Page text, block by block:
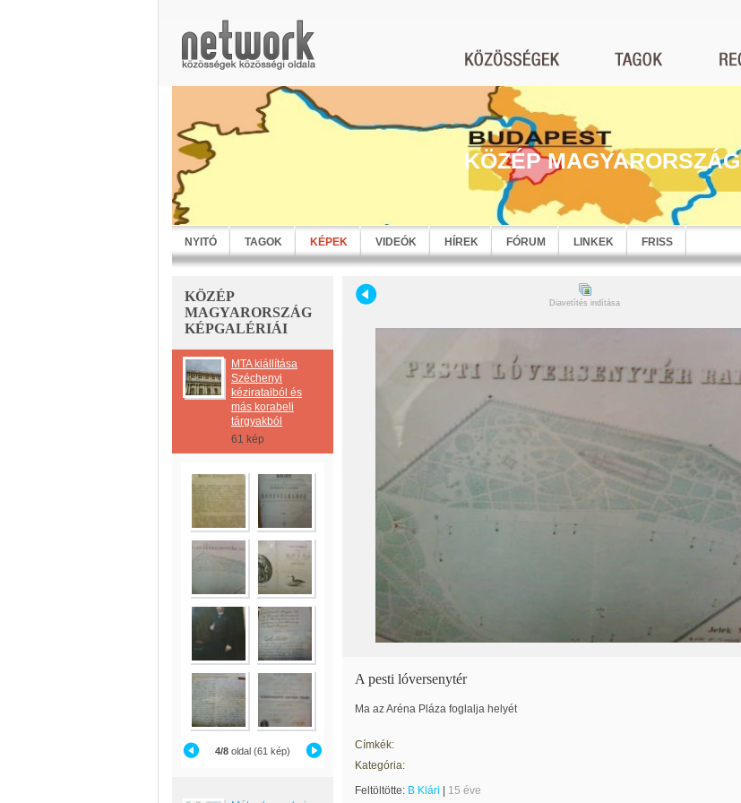
KÖZÉP MAGYARORSZÁG
NYITÓ TAGOK KÉPEK VIDEÓK HÍREK FÓRUM LINKEK FRISS
KÖZÉP
MAGYARORSZÁG
KÉPGALÉRIÁI
MTA kiállítása
Széchenyi
kézirataiból és
más korabeli
tárgyakból
61 kép
4/8 oldal (61 kép)
Diavetítés indítása
A pesti lóversenytér
Ma az Aréna Pláza foglalja helyét
Címkék:
Kategória:
Feltöltötte: B Klári 15 éve